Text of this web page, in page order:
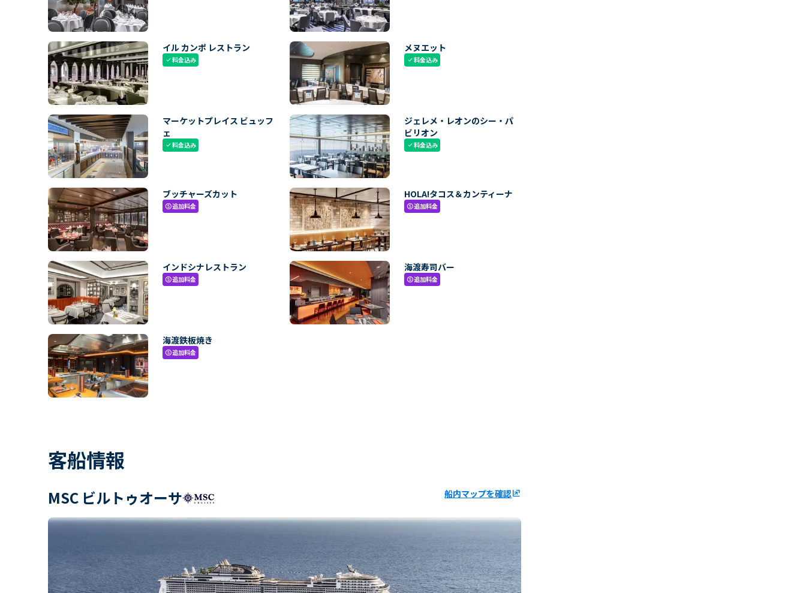
イル カンポ レストラン
check料金込み
メヌエット
check料金込み
マーケットプレイス ビュッフ
ェ
check料金込み
ジェレメ・レオンのシー・パ
ビリオン
check料金込み
ブッチャーズカット
paid追加料金
HOLA!タコス＆カンティーナ
paid追加料金
インドシナレストラン
paid追加料金
海渡寿司バー
paid追加料金
海渡鉄板焼き
paid追加料金
客船情報
MSC ビルトゥオーサ 船内マップを確認ungroup